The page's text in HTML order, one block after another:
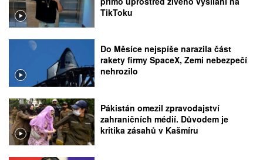
TikToku
Do Měsíce nejspíše narazila část
rakety firmy SpaceX, Zemi nebezpečí
nehrozilo
Pákistán omezil zpravodajství
zahraničních médií. Důvodem je
kritika zásahů v Kašmíru